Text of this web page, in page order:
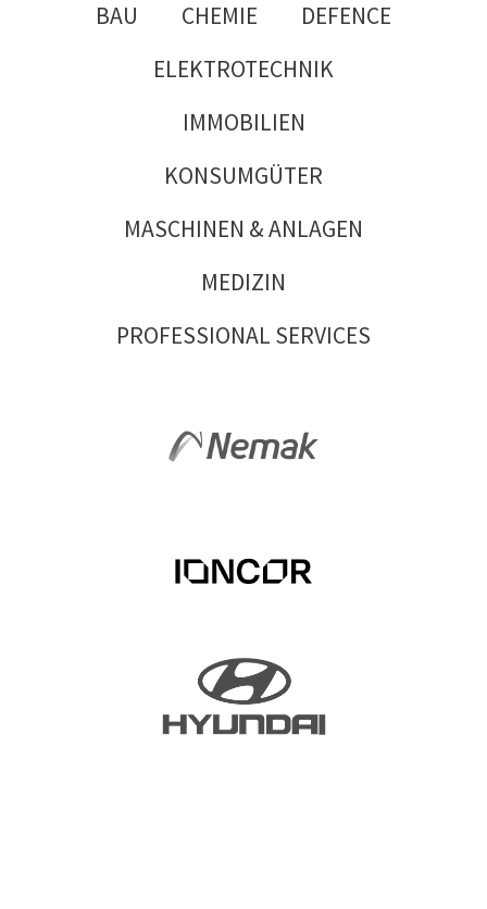
BAU
CHEMIE
DEFENCE
ELEKTROTECHNIK
IMMOBILIEN
KONSUMGÜTER
MASCHINEN & ANLAGEN
MEDIZIN
PROFESSIONAL SERVICES